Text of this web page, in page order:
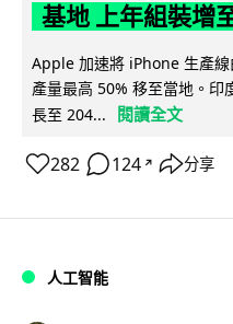
基地 上年組裝增
Apple 加速將 iPhone 生產
產量最高 50% 移至當地。印
長至 204...
閱讀全文
282 124 ↗ 分享
人工智能